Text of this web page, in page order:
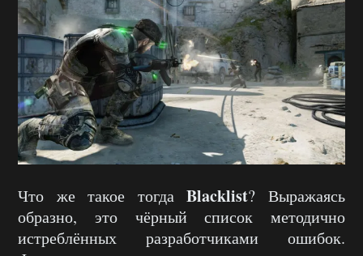
Что же такое тогдаBlacklist? Выражаясь
образно, это чёрный список методично
истреблённых разработчиками ошибок.